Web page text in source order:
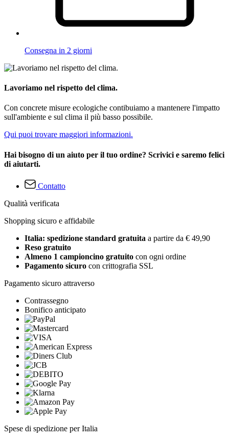
Consegna in 2 giorni
Lavoriamo nel rispetto del clima.
Con concrete misure ecologiche contibuiamo a mantenere l'impatto
sull'ambiente e sul clima il più basso possibile.
Qui puoi trovare maggiori informazioni.
Hai bisogno di un aiuto per il tuo ordine? Scrivici e saremo felici
di aiutarti.
Contatto
Qualità verificata
Shopping sicuro e affidabile
Italia: spedizione standard gratuita a partire da € 49,90
Reso gratuito
Almeno 1 campioncino gratuito con ogni ordine
Pagamento sicuro con crittografia SSL
Pagamento sicuro attraverso
Contrassegno
Bonifico anticipato
Spese di spedizione per Italia